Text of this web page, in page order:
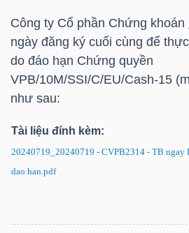
Công ty Cổ phần Chứng khoán
ngày đăng ký cuối cùng để
do đáo hạn Chứng quyền
VPB/10M/SSI/C/EU/Cash-15
như sau:
Tài liệu đính kèm:
20240719_20240719 - CVPB2314 - TB ngay
dao han.pdf
BẤT
TÀI
CHÍNH